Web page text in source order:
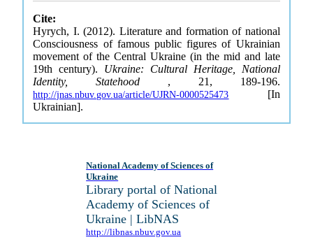
Cite:
Hyrych, I. (2012). Literature and formation of national
Consciousness of famous public figures of Ukrainian
movement of the Central Ukraine (in the mid and late
19th century). Ukraine: Cultural Heritage, National
Identity, Statehood , 21, 189-196.
http://jnas.nbuv.gov.ua/article/UJRN-0000525473 [In
Ukrainian].
National Academy of Sciences of
Ukraine
Library portal of National
Academy of Sciences of
Ukraine | LibNAS
http://libnas.nbuv.gov.ua